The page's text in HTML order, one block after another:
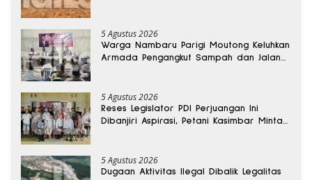
5 Agustus 2026
Warga Nambaru Parigi Moutong Keluhkan
Armada Pengangkut Sampah dan Jalan
5 Agustus 2026
Reses Legislator PDI Perjuangan Ini
Dibanjiri Aspirasi, Petani Kasimbar Minta
5 Agustus 2026
Dugaan Aktivitas Ilegal Dibalik Legalitas